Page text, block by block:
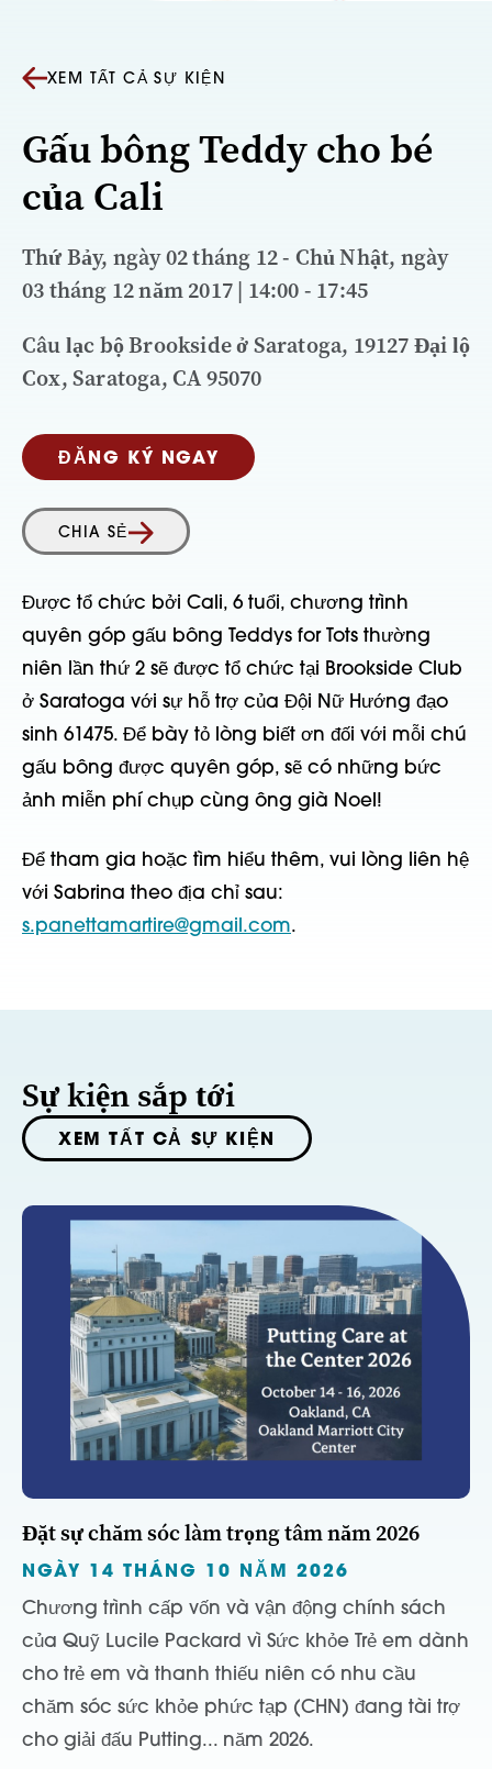
XEM TẤT CẢ SỰ KIỆN
Gấu bông Teddy cho bé
của Cali
Thứ Bảy, ngày 02 tháng 12 - Chủ Nhật, ngày
03 tháng 12 năm 2017 | 14:00 - 17:45
Câu lạc bộ Brookside ở Saratoga, 19127 Đại lộ
Cox, Saratoga, CA 95070
ĐĂNG KÝ NGAY
CHIA SẺ
Được tổ chức bởi Cali, 6 tuổi, chương trình
quyên góp gấu bông Teddys for Tots thường
niên lần thứ 2 sẽ được tổ chức tại Brookside Club
ở Saratoga với sự hỗ trợ của Đội Nữ Hướng đạo
sinh 61475. Để bày tỏ lòng biết ơn đối với mỗi chú
gấu bông được quyên góp, sẽ có những bức
ảnh miễn phí chụp cùng ông già Noel!
Để tham gia hoặc tìm hiểu thêm, vui lòng liên hệ
với Sabrina theo địa chỉ sau:
s.panettamartire@gmail.com.
Sự kiện sắp tới
XEM TẤT CẢ SỰ KIỆN
Đặt sự chăm sóc làm trọng tâm năm 2026
NGÀY 14 THÁNG 10 NĂM 2026
Chương trình cấp vốn và vận động chính sách
của Quỹ Lucile Packard vì Sức khỏe Trẻ em dành
cho trẻ em và thanh thiếu niên có nhu cầu
chăm sóc sức khỏe phức tạp (CHN) đang tài trợ
cho giải đấu Putting... năm 2026.